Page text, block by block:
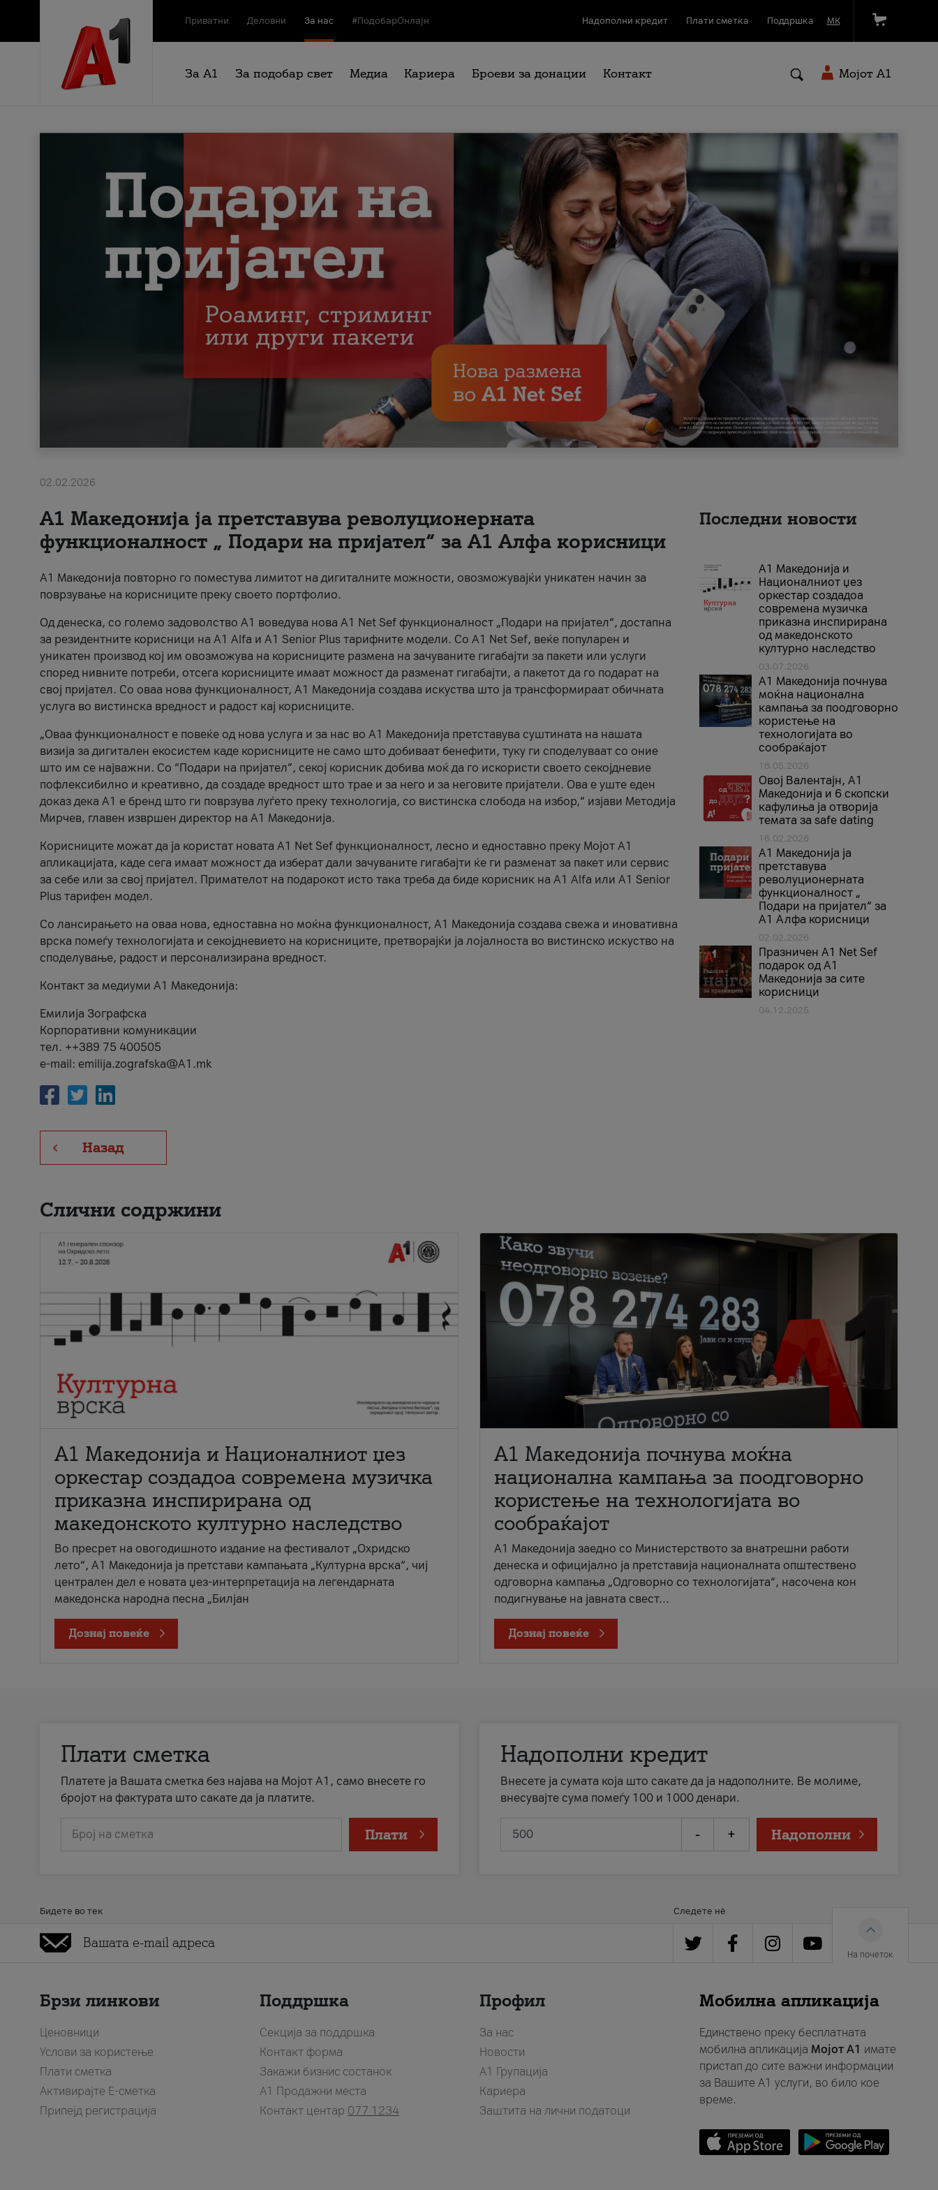
Приватни Деловни За нас #ПодобарОнлајн Надополни кредит Плати сметка Поддршка МК
За А1 За подобар свет Медиа Кариера Броеви за донации Контакт Мојот A1
02.02.2026
А1 Македонија ја претставува револуционерната
функционалност „ Подари на пријател“ за А1 Алфа корисници
А1 Македонија повторно го поместува лимитот на дигиталните можности, овозможувајќи уникатен начин за
поврзување на корисниците преку своето портфолио.
Од денеска, со големо задоволство А1 воведува нова A1 Net Sef функционалност „Подари на пријател“, достапна
за резидентните корисници на А1 Alfa и A1 Senior Plus тарифните модели. Со A1 Net Sef, веќе популарен и
уникатен производ кој им овозможува на корисниците размена на зачуваните гигабајти за пакети или услуги
според нивните потреби, отсега корисниците имаат можност да разменат гигабајти, а пакетот да го подарат на
свој пријател. Со оваа нова функционалност, А1 Македонија создава искуства што ја трансформираат обичната
услуга во вистинска вредност и радост кај корисниците.
„Оваа функционалност е повеќе од нова услуга и за нас во А1 Македонија претставува суштината на нашата
визија за дигитален екосистем каде корисниците не само што добиваат бенефити, туку ги споделуваат со оние
што им се најважни. Со “Подари на пријател”, секој корисник добива моќ да го искористи своето секојдневие
пофлексибилно и креативно, да создаде вредност што трае и за него и за неговите пријатели. Ова е уште еден
доказ дека А1 е бренд што ги поврзува луѓето преку технологија, со вистинска слобода на избор,“ изјави Методија
Мирчев, главен извршен директор на А1 Македонија.
Корисниците можат да ја користат новата А1 Net Sef функционалност, лесно и едноставно преку Мојот А1
апликацијата, каде сега имаат можност да изберат дали зачуваните гигабајти ќе ги разменат за пакет или сервис
за себе или за свој пријател. Примателот на подарокот исто така треба да биде корисник на А1 Alfa или A1 Senior
Plus тарифен модел.
Со лансирањето на оваа нова, едноставна но моќна функционалност, А1 Македонија создава свежа и иновативна
врска помеѓу технологијата и секојдневието на корисниците, претворајќи ја лојалноста во вистинско искуство на
споделување, радост и персонализирана вредност.
Контакт за медиуми А1 Македонија:
Емилија Зографска
Корпоративни комуникации
тел. ++389 75 400505
e-mail: emilija.zografska@A1.mk
Назад
Последни новости
А1 Македонија и
Националниот џез
оркестар создадоа
современа музичка
приказна инспирирана
од македонското
културно наследство
03.07.2026
A1 Македонија почнува
моќна национална
кампања за поодговорно
користење на
технологијата во
сообраќајот
18.05.2026
Овој Валентајн, A1
Македонија и 6 скопски
кафулиња ја отворија
темата за safe dating
16.02.2026
А1 Македонија ја
претставува
револуционерната
функционалност „
Подари на пријател“ за
А1 Алфа корисници
02.02.2026
Празничен A1 Net Sеf
подарок од А1
Македонија за сите
корисници
04.12.2025
Слични содржини
А1 Македонија и Националниот џез
оркестар создадоа современа музичка
приказна инспирирана од
македонското културно наследство
Во пресрет на овогодишното издание на фестивалот „Охридско
лето“, А1 Македонија ја претстави кампањата „Културна врска“, чиј
централен дел е новата џез-интерпретација на легендарната
македонска народна песна „Билјан
Дознај повеќе
A1 Македонија почнува моќна
национална кампања за поодговорно
користење на технологијата во
сообраќајот
A1 Македонија заедно со Министерството за внатрешни работи
денеска и официјално ја претставија националната општествено
одговорна кампања „Одговорно со технологијата“, насочена кон
подигнување на јавната свест...
Дознај повеќе
Плати сметка
Платете ја Вашата сметка без најава на Мојот А1, само внесете го
бројот на фактурата што сакате да ја платите.
Број на сметка Плати
Надополни кредит
Внесете ја сумата која што сакате да ја надополните. Ве молиме,
внесувајте сума помеѓу 100 и 1000 денари.
- + Надополни
Бидете во тек Следете нè
На почеток
Брзи линкови
Ценовници
Услови за користење
Плати сметка
Активирајте Е-сметка
Припејд регистрација
Поддршка
Секција за поддршка
Контакт форма
Закажи бизнис состанок
A1 Продажни места
Контакт центар 077 1234
Профил
За нас
Новости
А1 Групација
Кариера
Заштита на лични податоци
Мобилна апликација
Единствено преку бесплатната
мобилна апликација Мојот A1 имате
пристап до сите важни информации
за Вашите A1 услуги, во било кое
време.